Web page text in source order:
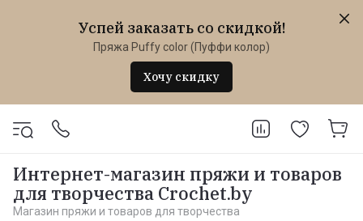
Успей заказать со скидкой!
Пряжа Puffy color (Пуффи колор)
Хочу скидку
Интернет-магазин пряжи и товаров
для творчества Crochet.by
Магазин пряжи и товаров для творчества